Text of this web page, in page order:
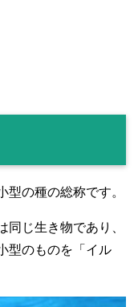
の種の総称です。
じ生き物であり、
型のものを「イル